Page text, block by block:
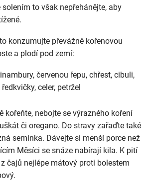
to však nepřehánějte, aby
konzumujte převážně kořenovou
a plodí pod zemí:
červenou řepu, chřest, cibuli,
ředkvičky, celer, petržel
kořeňte, nebojte se výrazného koření
či oregano. Do stravy zařaďte také
semínka. Dávejte si menší porce než
Měsíci se snáze nabírají kila. K pití
čajů nejlépe mátový proti bolestem